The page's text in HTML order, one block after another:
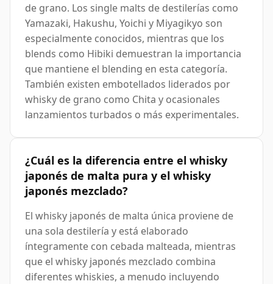
de grano. Los single malts de destilerías como
Yamazaki, Hakushu, Yoichi y Miyagikyo son
especialmente conocidos, mientras que los
blends como Hibiki demuestran la importancia
que mantiene el blending en esta categoría.
También existen embotellados liderados por
whisky de grano como Chita y ocasionales
lanzamientos turbados o más experimentales.
¿Cuál es la diferencia entre el whisky
japonés de malta pura y el whisky
japonés mezclado?
El whisky japonés de malta única proviene de
una sola destilería y está elaborado
íntegramente con cebada malteada, mientras
que el whisky japonés mezclado combina
diferentes whiskies, a menudo incluyendo